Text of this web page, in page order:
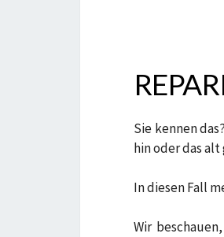
Sie kennen
hin oder das
In diesen Fall
Wir